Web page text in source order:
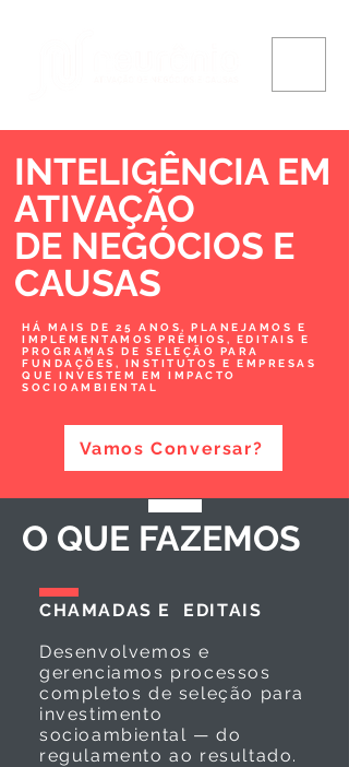
INTELIGÊNCIA EM
ATIVAÇÃO
DE NEGÓCIOS E
CAUSAS
HÁ MAIS DE 25 ANOS, PLANEJAMOS E
IMPLEMENTAMOS PRÊMIOS, EDITAIS E
PROGRAMAS DE SELEÇÃO PARA
FUNDAÇÕES, INSTITUTOS E EMPRESAS
QUE INVESTEM EM IMPACTO
SOCIOAMBIENTAL
Vamos Conversar?
O QUE FAZEMOS
CHAMADAS E EDITAIS
Desenvolvemos e
gerenciamos processos
completos de seleção para
investimento
socioambiental — do
regulamento ao resultado.